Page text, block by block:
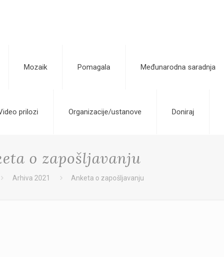
Mozaik Pomagala Međunarodna saradnja
prilozi Organizacije/ustanove Doniraj
o zapošljavanju
Arhiva 2021 Anketa o zapošljavanju